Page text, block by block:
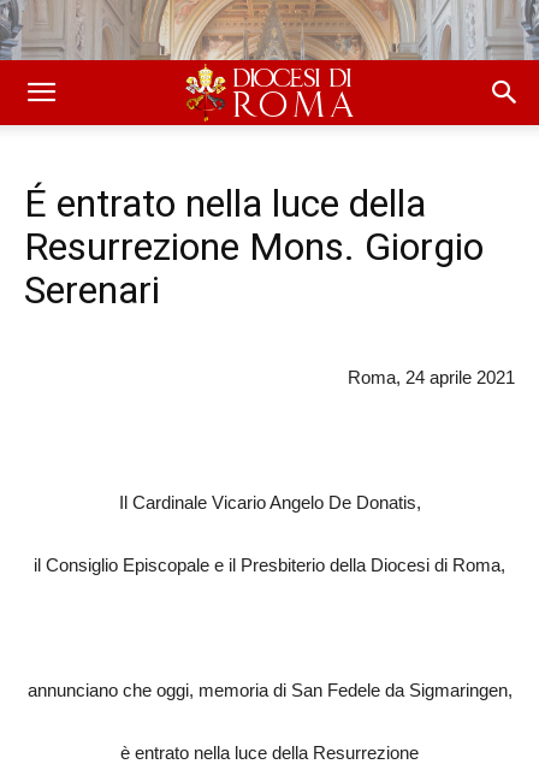
É entrato nella luce della
Resurrezione Mons. Giorgio
Serenari
Roma, 24 aprile 2021
Il Cardinale Vicario Angelo De Donatis,
il Consiglio Episcopale e il Presbiterio della Diocesi di Roma,
annunciano che oggi, memoria di San Fedele da Sigmaringen,
è entrato nella luce della Resurrezione